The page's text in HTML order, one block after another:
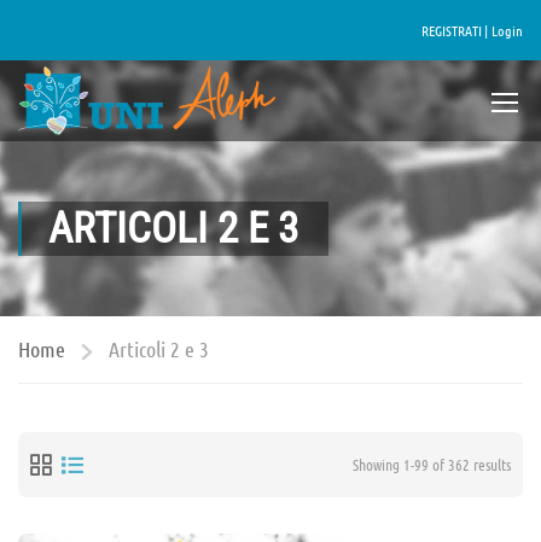
REGISTRATI | Login
ARTICOLI 2 E 3
Home Articoli 2 e 3
Showing 1-99 of 362 results